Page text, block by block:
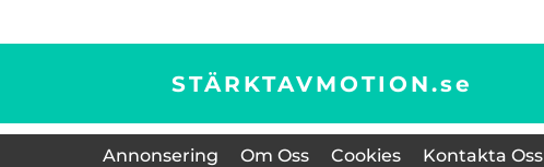
STÄRKTAVMOTION.se
Annonsering Om Oss Cookies Kontakta Oss